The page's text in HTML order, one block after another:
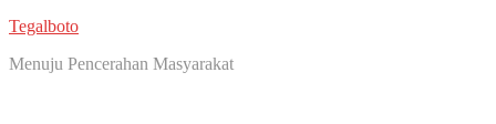
Tegalboto
Menuju Pencerahan Masyarakat